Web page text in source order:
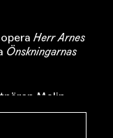
Herr Arnes
Önskningarnas
Malin